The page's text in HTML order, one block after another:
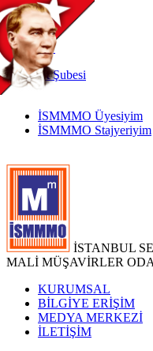
TR
|
EN
İnternetŞubesi
İSMMMO Üyesiyim
İSMMMO Stajyeriyim
İSTANBUL
MALİ MÜŞAVİRLER
KURUMSAL
BİLGİYE ERİŞİM
MEDYA MERKEZİ
İLETİŞİM